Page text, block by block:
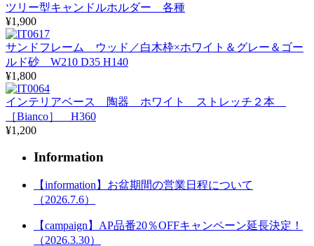
ツリー型キャンドルホルダー 各種
¥1,900
サンドフレーム ウッド／白木枠×ホワイト＆グレー＆ゴー
ルド砂 W210 D35 H140
¥1,800
インテリアベース 陶器 ホワイト ストレッチ２本
［Bianco］ H360
¥1,200
Information
【information】お盆期間の営業日程について
（2026.7.6）
【campaign】AP品番20％OFFキャンペーン延長決定！
（2026.3.30）